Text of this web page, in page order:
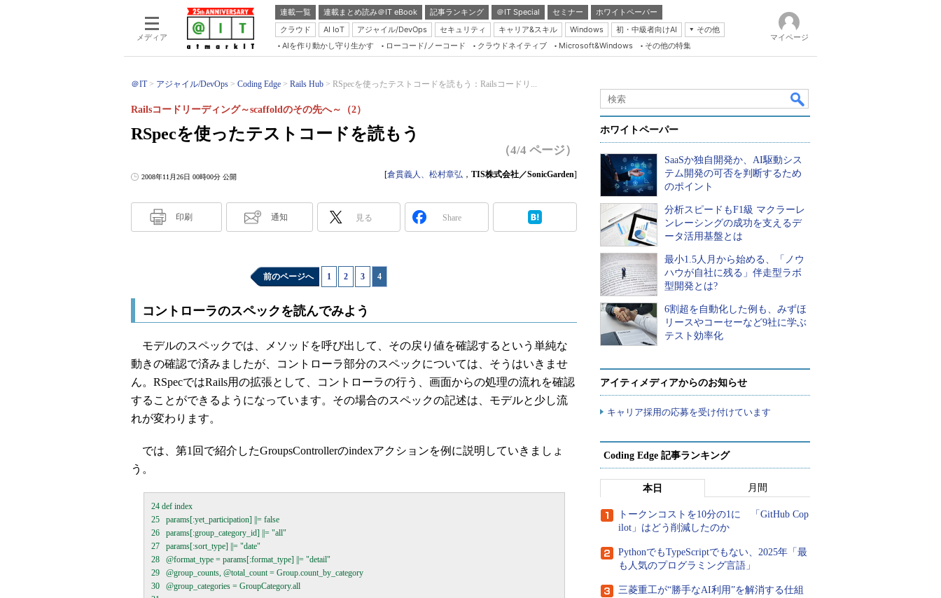
メディア
連載一覧 連載まとめ読み＠IT eBook 記事ランキング ＠IT Special セミナー
ホワイトペーパー
クラウド
AI IoT アジャイル/DevOps セキュリティ キャリア&スキル Windows 初・中級者向けAI
その他
Server & Storage
Database Expert
Master of IP Network
Security & Trust
AIを作り動かし守り生かす ローコード/ノーコード クラウドネイティブ Microsoft&Windows その他の特集
マイページ
＠IT アジャイル/DevOps Coding Edge Rails Hub RSpecを使ったテストコードを読もう：Railsコードリ...
RSpecを使ったテストコードを読もう
Railsコードリーディング～scaffoldのその先へ～（2）
（4/4 ページ）
2008年11月26日 00時00分 公開 [倉貫義人、松村章弘 ， TIS株式会社／SonicGarden]
印刷 通知 見る Share
前のページへ 1 2 3 4
コントローラのスペックを読んでみよう
モデルのスペックでは、メソッドを呼び出して、その戻り値を確認するという単純な
動きの確認で済みましたが、コントローラ部分のスペックについては、そうはいきませ
ん。RSpecではRails用の拡張として、コントローラの行う、画面からの処理の流れを確認
することができるようになっています。その場合のスペックの記述は、モデルと少し流
れが変わります。
では、第1回で紹介したGroupsControllerのindexアクションを例に説明していきましょ
う。
24 def index
25   params[:yet_participation] ||= false
26   params[:group_category_id] ||= "all"
27   params[:sort_type] ||= "date"
28   @format_type = params[:format_type] ||= "detail"
29   @group_counts, @total_count = Group.count_by_category
30   @group_categories = GroupCategory.all
ホワイトペーパー
SaaSか独自開発か、AI駆動シス
テム開発の可否を判断するため
のポイント
分析スピードもF1級 マクラーレ
ンレーシングの成功を支えるデ
ータ活用基盤とは
最小1.5人月から始める、「ノウ
ハウが自社に残る」伴走型ラボ
型開発とは?
6割超を自動化した例も、みずほ
リースやコーセーなど9社に学ぶ
テスト効率化
アイティメディアからのお知らせ
キャリア採用の応募を受け付けています
Coding Edge 記事ランキング
本日 月間
トークンコストを10分の1に 「GitHub Cop
ilot」はどう削減したのか
PythonでもTypeScriptでもない、2025年「最
も人気のプログラミング言語」
三菱重工が“勝手なAI利用”を解消する仕組